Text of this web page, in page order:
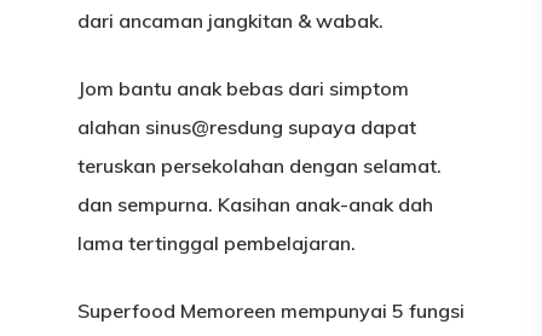
dari ancaman jangkitan & wabak.
Jom bantu anak bebas dari simptom
alahan sinus@resdung supaya dapat
teruskan persekolahan dengan selamat.
dan sempurna. Kasihan anak-anak dah
lama tertinggal pembelajaran.
Superfood Memoreen mempunyai 5 fungsi